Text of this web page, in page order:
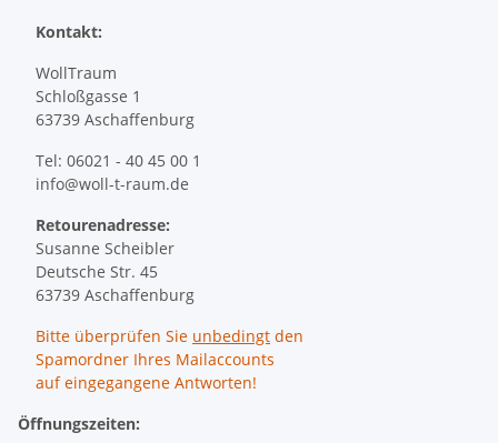
Kontakt:
WollTraum
Schloßgasse 1
63739 Aschaffenburg
Tel: 06021 - 40 45 00 1
info@woll-t-raum.de
Retourenadresse:
Susanne Scheibler
Deutsche Str. 45
63739 Aschaffenburg
Bitte überprüfen Sie unbedingt den
Spamordner Ihres Mailaccounts
auf eingegangene Antworten!
Öffnungszeiten: